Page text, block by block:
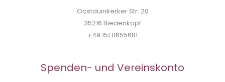
Oostduinkerker Str. 20
35216 Biedenkopf
+49 151 11655681
Spenden- und Vereinskonto